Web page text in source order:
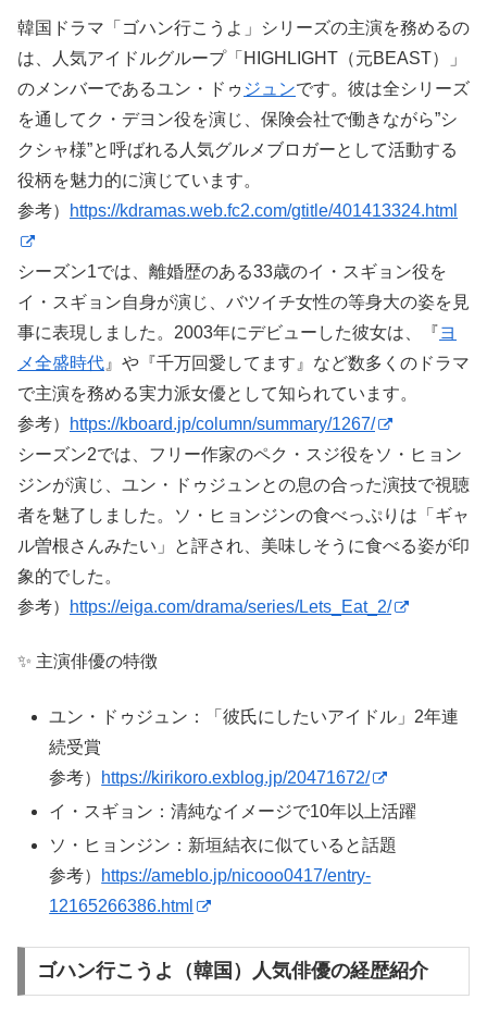
韓国ドラマ「ゴハン行こうよ」シリーズの主演を務めるの
は、人気アイドルグループ「HIGHLIGHT（元BEAST）」
のメンバーであるユン・ドゥ ジュンです。彼は全シリーズ
を通してク・デヨン役を演じ、保険会社で働きながら”シ
クシャ様”と呼ばれる人気グルメブロガーとして活動する
役柄を魅力的に演じています。
参考）
https://kdramas.web.fc2.com/gtitle/401413324.html
シーズン1では、離婚歴のある33歳のイ・スギョン役を
イ・スギョン自身が演じ、バツイチ女性の等身大の姿を見
事に表現しました。2003年にデビューした彼女は、『ヨ
メ全盛時代 』や『千万回愛してます』など数多くのドラマ
で主演を務める実力派女優として知られています。
参考）
https://kboard.jp/column/summary/1267/
シーズン2では、フリー作家のペク・スジ役をソ・ヒョン
ジンが演じ、ユン・ドゥジュンとの息の合った演技で視聴
者を魅了しました。ソ・ヒョンジンの食べっぷりは「ギャ
ル曽根さんみたい」と評され、美味しそうに食べる姿が印
象的でした。
参考）
https://eiga.com/drama/series/Lets_Eat_2/
✨ 主演俳優の特徴
ユン・ドゥジュン：「彼氏にしたいアイドル」2年連
続受賞
参考）
https://kirikoro.exblog.jp/20471672/
イ・スギョン：清純なイメージで10年以上活躍
ソ・ヒョンジン：新垣結衣に似ていると話題
参考）
https://ameblo.jp/nicooo0417/entry-
12165266386.html
ゴハン行こうよ（韓国）人気俳優の経歴紹介